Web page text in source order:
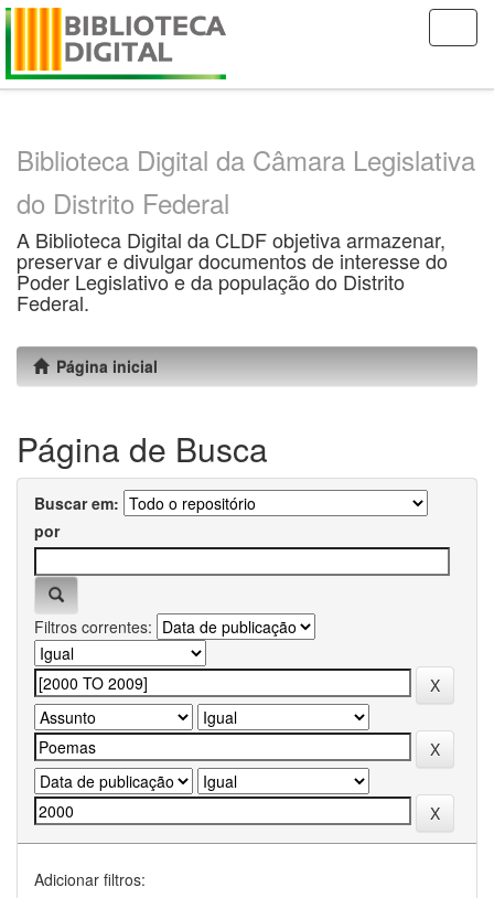
Skip
Biblioteca Digital da Câmara Legislativa
do Distrito Federal
A Biblioteca Digital da CLDF objetiva armazenar,
preservar e divulgar documentos de interesse do
Poder Legislativo e da população do Distrito
Federal.
Página inicial
Página de Busca
Buscar em:
por
Filtros correntes:
Adicionar filtros: